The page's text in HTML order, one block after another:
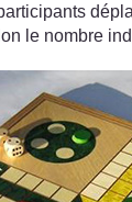
le nombre